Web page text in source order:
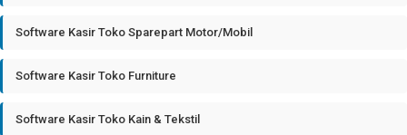
Software Kasir Toko Sparepart Motor/Mobil
Software Kasir Toko Furniture
Software Kasir Toko Kain & Tekstil